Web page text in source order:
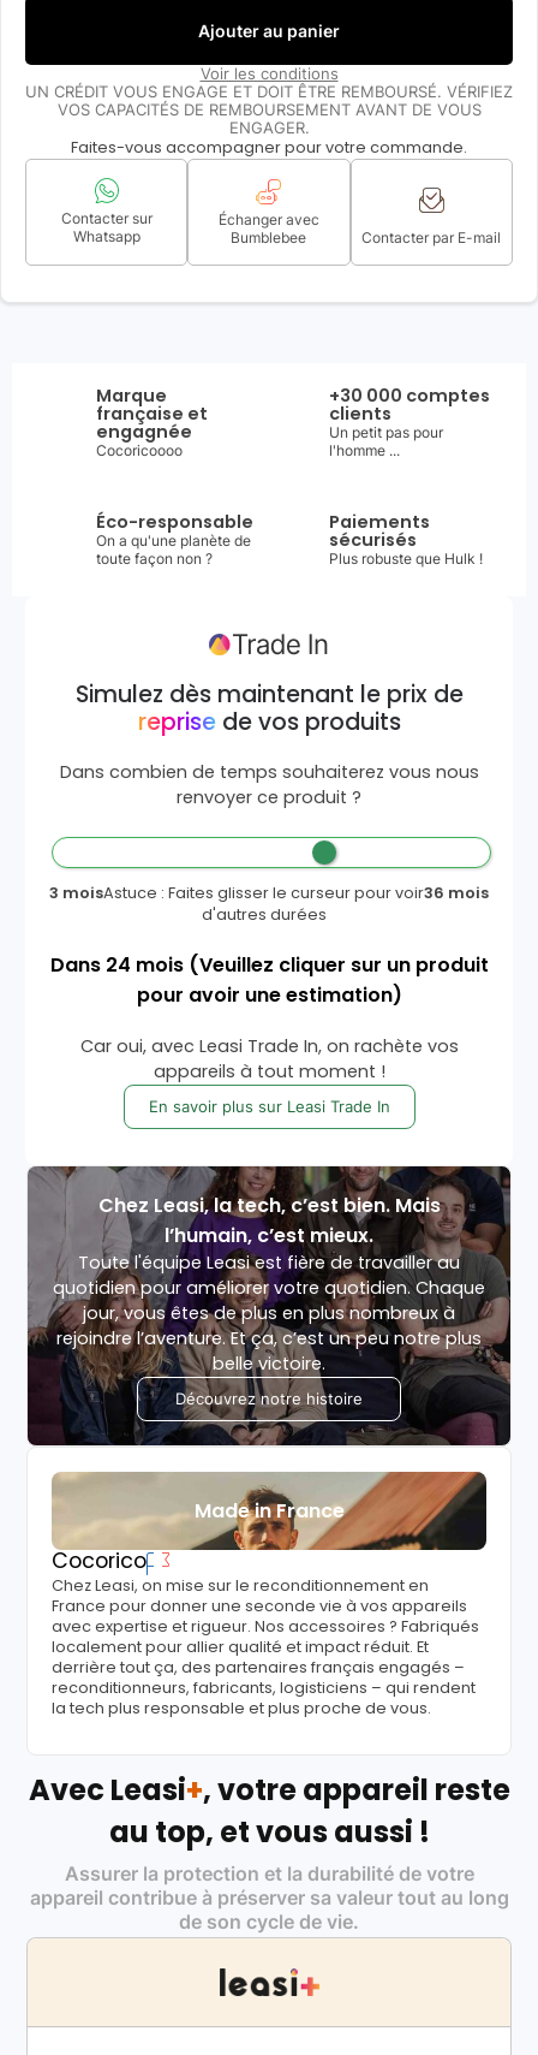
Ajouter au panier
Voir les conditions
UN CRÉDIT VOUS ENGAGE ET DOIT ÊTRE REMBOURSÉ. VÉRIFIEZ
VOS CAPACITÉS DE REMBOURSEMENT AVANT DE VOUS
ENGAGER.
Faites-vous accompagner pour votre commande.
Contacter sur
Whatsapp
Échanger avec
Bumblebee
Contacter par E-mail
Marque
française et
engagnée
Cocoricoooo
+30 000 comptes
clients
Un petit pas pour
l'homme ...
Éco-responsable
On a qu'une planète de
toute façon non ?
Paiements
sécurisés
Plus robuste que Hulk !
Simulez dès maintenant le prix de
reprisede vos produits
Dans combien de temps souhaiterez vous nous
renvoyer ce produit ?
3 moisAstuce : Faites glisser le curseur pour voir
d'autres durées
36 mois
Dans 24 mois (Veuillez cliquer sur un produit
pour avoir une estimation)
Car oui, avec Leasi Trade In, on rachète vos
appareils à tout moment !
En savoir plus sur Leasi Trade In
Chez Leasi, la tech, c’est bien. Mais
l’humain, c’est mieux.
Toute l'équipe Leasi est fière de travailler au
quotidien pour améliorer votre quotidien. Chaque
jour, vous êtes de plus en plus nombreux à
rejoindre l’aventure. Et ça, c’est un peu notre plus
belle victoire.
Découvrez notre histoire
Made in France
Cocorico
Chez Leasi, on mise sur le reconditionnement en
France pour donner une seconde vie à vos appareils
avec expertise et rigueur. Nos accessoires ? Fabriqués
localement pour allier qualité et impact réduit. Et
derrière tout ça, des partenaires français engagés –
reconditionneurs, fabricants, logisticiens – qui rendent
la tech plus responsable et plus proche de vous.
Avec Leasi+, votre appareil reste
au top, et vous aussi !
Assurer la protection et la durabilité de votre
appareil contribue à préserver sa valeur tout au long
de son cycle de vie.